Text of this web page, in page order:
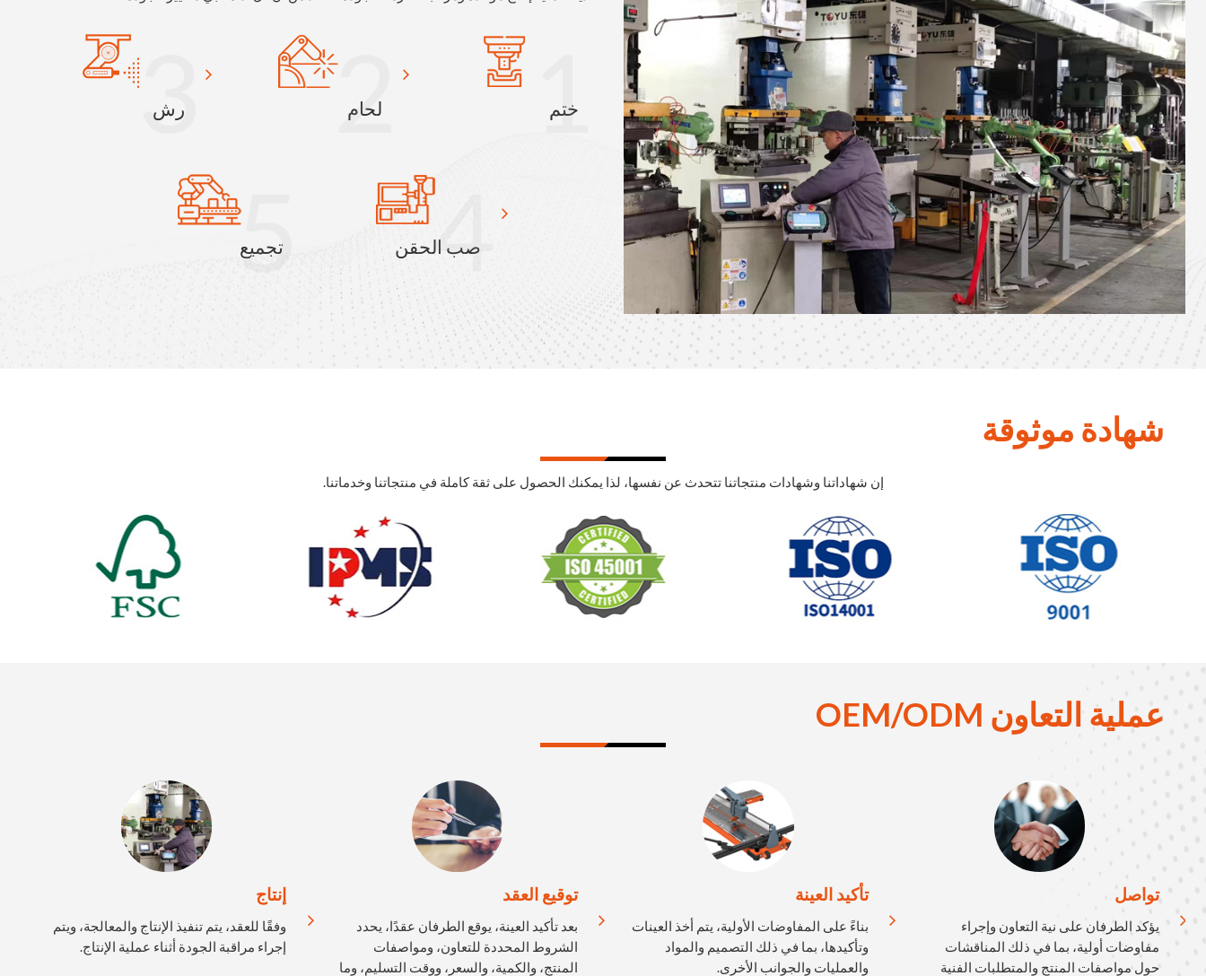
ختم
1 لحام
2 رش
3
صب الحقن
4 تجميع
5
شهادة موثوقة
إن شهاداتنا وشهادات منتجاتنا تتحدث عن نفسها، لذا يمكنك الحصول على ثقة كاملة في منتجاتنا وخدماتنا.
عملية التعاون OEM/ODM
تواصل
يؤكد الطرفان على نية التعاون وإجراء
مفاوضات أولية، بما في ذلك المناقشات
حول مواصفات المنتج والمتطلبات الفنية
تأكيد العينة
بناءً على المفاوضات الأولية، يتم أخذ العينات
وتأكيدها، بما في ذلك التصميم والمواد
والعمليات والجوانب الأخرى.
توقيع العقد
بعد تأكيد العينة، يوقع الطرفان عقدًا، يحدد
الشروط المحددة للتعاون، ومواصفات
المنتج، والكمية، والسعر، ووقت التسليم، وما
إنتاج
وفقًا للعقد، يتم تنفيذ الإنتاج والمعالجة، ويتم
إجراء مراقبة الجودة أثناء عملية الإنتاج.